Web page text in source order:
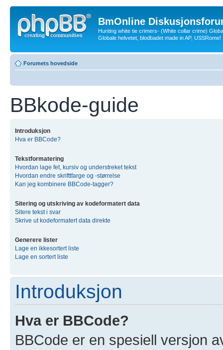
BmOnline
Hunting white tie crimers- (White collar crime)
Globale helvetet, blodbadet made in AP, USSRome!
Forumets hovedside
BBkode-guide
Introduksjon
Hva er BBCode?
Tekstformatering
Hvordan lage fet, kursiv og understreket tekst
Hvordan endre skrifttfarge og -størrelse
Kan jeg kombinere BBCode-tagger?
Sitering og utskriving av kodeformatert data
Sitere tekst i svar
Skrive ut kodeformatert data direkte
Generere lister
Lage en ikkesortert liste
Lage en sortert liste
Introduksjon
Hva er BBCode?
BBCode er en spesiell versjon